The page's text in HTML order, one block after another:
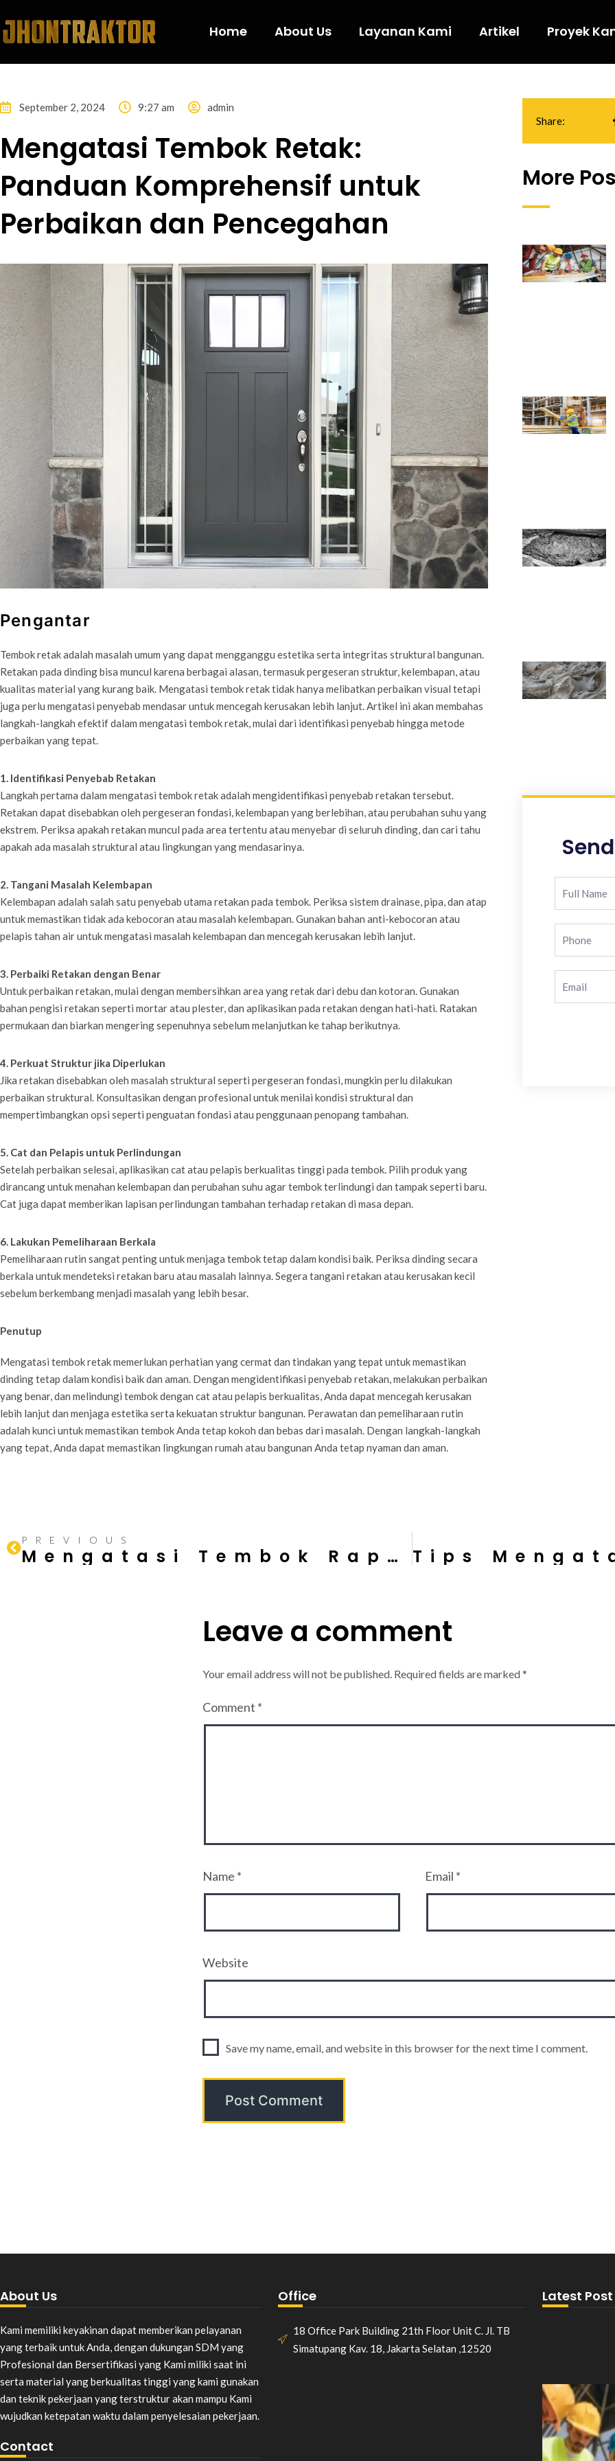
Home About Us Layanan Kami Artikel Proyek
September 2, 2024 9:27 am admin
Mengatasi Tembok Retak:
Panduan Komprehensif untuk
Perbaikan dan Pencegahan
Pengantar
Tembok retak adalah masalah umum yang dapat mengganggu estetika serta integritas struktural bangunan.
Retakan pada dinding bisa muncul karena berbagai alasan, termasuk pergeseran struktur, kelembapan, atau
kualitas material yang kurang baik. Mengatasi tembok retak tidak hanya melibatkan perbaikan visual tetapi
juga perlu mengatasi penyebab mendasar untuk mencegah kerusakan lebih lanjut. Artikel ini akan membahas
langkah-langkah efektif dalam mengatasi tembok retak, mulai dari identifikasi penyebab hingga metode
perbaikan yang tepat.
1. Identifikasi Penyebab Retakan
Langkah pertama dalam mengatasi tembok retak adalah mengidentifikasi penyebab retakan tersebut.
Retakan dapat disebabkan oleh pergeseran fondasi, kelembapan yang berlebihan, atau perubahan suhu yang
ekstrem. Periksa apakah retakan muncul pada area tertentu atau menyebar di seluruh dinding, dan cari tahu
apakah ada masalah struktural atau lingkungan yang mendasarinya.
2. Tangani Masalah Kelembapan
Kelembapan adalah salah satu penyebab utama retakan pada tembok. Periksa sistem drainase, pipa, dan atap
untuk memastikan tidak ada kebocoran atau masalah kelembapan. Gunakan bahan anti-kebocoran atau
pelapis tahan air untuk mengatasi masalah kelembapan dan mencegah kerusakan lebih lanjut.
3. Perbaiki Retakan dengan Benar
Untuk perbaikan retakan, mulai dengan membersihkan area yang retak dari debu dan kotoran. Gunakan
bahan pengisi retakan seperti mortar atau plester, dan aplikasikan pada retakan dengan hati-hati. Ratakan
permukaan dan biarkan mengering sepenuhnya sebelum melanjutkan ke tahap berikutnya.
4. Perkuat Struktur jika Diperlukan
Jika retakan disebabkan oleh masalah struktural seperti pergeseran fondasi, mungkin perlu dilakukan
perbaikan struktural. Konsultasikan dengan profesional untuk menilai kondisi struktural dan
mempertimbangkan opsi seperti penguatan fondasi atau penggunaan penopang tambahan.
5. Cat dan Pelapis untuk Perlindungan
Setelah perbaikan selesai, aplikasikan cat atau pelapis berkualitas tinggi pada tembok. Pilih produk yang
dirancang untuk menahan kelembapan dan perubahan suhu agar tembok terlindungi dan tampak seperti baru.
Cat juga dapat memberikan lapisan perlindungan tambahan terhadap retakan di masa depan.
6. Lakukan Pemeliharaan Berkala
Pemeliharaan rutin sangat penting untuk menjaga tembok tetap dalam kondisi baik. Periksa dinding secara
berkala untuk mendeteksi retakan baru atau masalah lainnya. Segera tangani retakan atau kerusakan kecil
sebelum berkembang menjadi masalah yang lebih besar.
Penutup
Mengatasi tembok retak memerlukan perhatian yang cermat dan tindakan yang tepat untuk memastikan
dinding tetap dalam kondisi baik dan aman. Dengan mengidentifikasi penyebab retakan, melakukan perbaikan
yang benar, dan melindungi tembok dengan cat atau pelapis berkualitas, Anda dapat mencegah kerusakan
lebih lanjut dan menjaga estetika serta kekuatan struktur bangunan. Perawatan dan pemeliharaan rutin
adalah kunci untuk memastikan tembok Anda tetap kokoh dan bebas dari masalah. Dengan langkah-langkah
yang tepat, Anda dapat memastikan lingkungan rumah atau bangunan Anda tetap nyaman dan aman.
Share:
More
PREVIOUS
Mengatasi Tembok Rapuh: Panduan Lengkap untuk Memperbaiki dan Mencegah Kerusakan
Leave a comment
Your email address will not be published. Required fields are marked*
Comment *
Name * Email *
Website
Save my name, email, and website in this browser for the next time I comment.
About Us
Kami memiliki keyakinan dapat memberikan pelayanan
yang terbaik untuk Anda, dengan dukungan SDM yang
Profesional dan Bersertifikasi yang Kami miliki saat ini
serta material yang berkualitas tinggi yang kami gunakan
dan teknik pekerjaan yang terstruktur akan mampu Kami
wujudkan ketepatan waktu dalam penyelesaian pekerjaan.
Contact
Office
18 Office Park Building 21th Floor Unit C. Jl. TB
Simatupang Kav. 18, Jakarta Selatan ,12520
Latest Post